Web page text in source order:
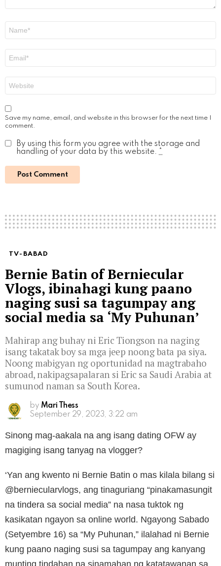
Save my name, email, and website in this browser for the next time I
comment.
By using this form you agree with the storage and
handling of your data by this website. *
TV-BABAD
Bernie Batin of Berniecular
Vlogs, ibinahagi kung paano
naging susi sa tagumpay ang
social media sa ‘My Puhunan’
Mahirap ang buhay ni Eric Tiongson na naging
isang takatak boy sa mga jeep noong bata pa siya.
Noong mabigyan ng oportunidad na magtrabaho
abroad, nakipagsapalaran si Eric sa Saudi Arabia at
sumunod naman sa South Korea.
by Mari Thess
September 29, 2023, 3:22 am
Sinong mag-aakala na ang isang dating OFW ay
magiging isang tanyag na vlogger?
‘Yan ang kwento ni Bernie Batin o mas kilala bilang si
@berniecularvlogs, ang tinaguriang “pinakamasungit
na tindera sa social media” na nasa tuktok ng
kasikatan ngayon sa online world. Ngayong Sabado
(Setyembre 16) sa “My Puhunan,” ilalahad ni Bernie
kung paano naging susi sa tagumpay ang kanyang
munting tindahan na sinamahan ng katatawanan sa